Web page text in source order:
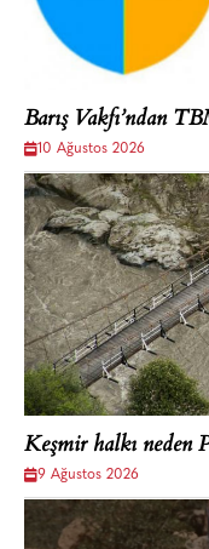
Barış Vakfı’ndan
10 Ağustos 2026
Keşmir halkı neden
9 Ağustos 2026